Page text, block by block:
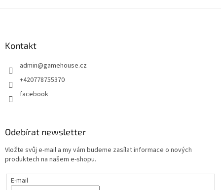
Kontakt
admin@gamehouse.cz
+420778755370
facebook
Odebírat newsletter
Vložte svůj e-mail a my vám budeme zasílat informace o nových
produktech na našem e-shopu.
E-mail